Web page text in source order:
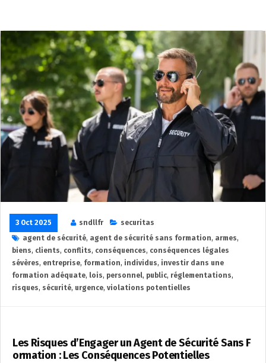
3 Oct 2025 sndllfr
securitas
agent de sécurité, agent de sécurité sans formation, armes,
biens, clients, conflits, conséquences, conséquences légales
sévères, entreprise, formation, individus, investir dans une
formation adéquate, lois, personnel, public, réglementations,
risques, sécurité, urgence, violations potentielles
Les Risques d’Engager un Agent de Sécurité Sans F
ormation : Les Conséquences Potentielles